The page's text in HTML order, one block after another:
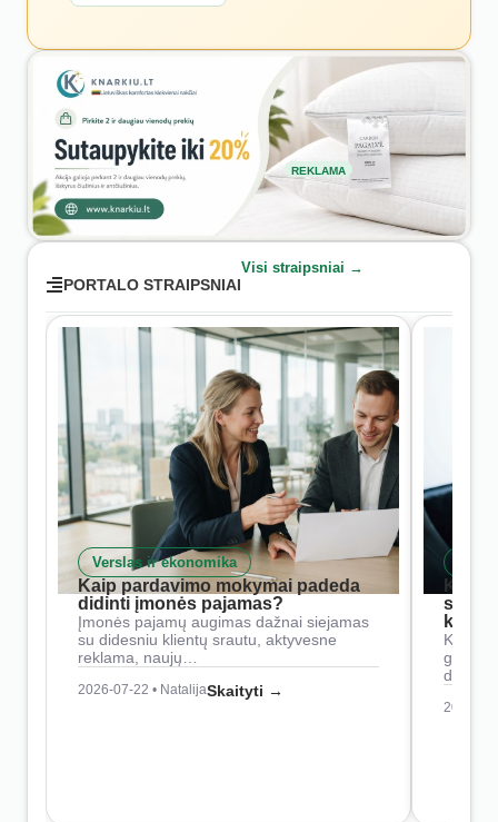
REKLAMA
PORTALO STRAIPSNIAI
Visi straipsniai →
Verslas ir ekonomika
Kaip pardavimo mokymai padeda
didinti įmonės pajamas?
Įmonės pajamų augimas dažnai siejamas
su didesniu klientų srautu, aktyvesne
reklama, naujų…
2026-07-22 • NatalijaSkaityti →
Kaip
2026-